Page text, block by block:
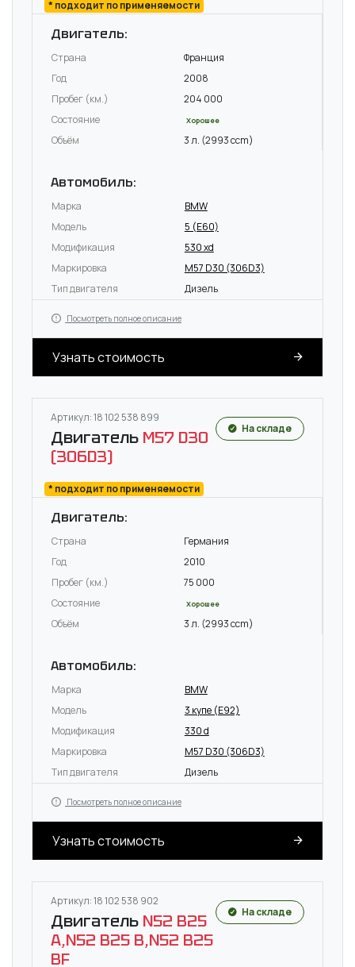
* подходит по применяемости
Двигатель:
Страна
Франция
Год
2008
Пробег (км.)
204 000
Состояние
Хорошее
Объём 3 л. (2993 ccm)
Автомобиль:
Марка
BMW
Модель
5 (E60)
Модификация
530 xd
Маркировка
M57 D30 (306D3)
Тип двигателя
Дизель
Посмотреть полное описание
Узнать стоимость
Артикул: 18 102 538 899
Двигатель M57 D30
(306D3)
* подходит по применяемости
На складе
Двигатель:
Страна
Германия
Год
2010
Пробег (км.)
75 000
Состояние
Хорошее
Объём 3 л. (2993 ccm)
Автомобиль:
Марка
BMW
Модель
3 купе (E92)
Модификация
330 d
Маркировка
M57 D30 (306D3)
Тип двигателя
Дизель
Посмотреть полное описание
Узнать стоимость
Артикул: 18 102 538 902
Двигатель N52 B25
A,N52 B25 B,N52 B25
BF
На складе